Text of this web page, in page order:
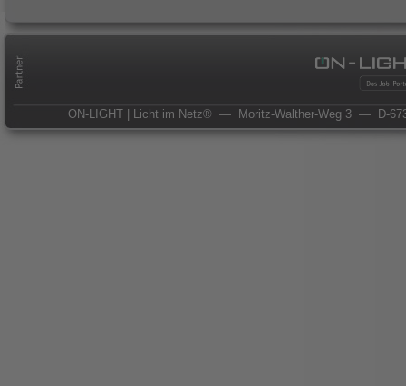
ON-LIGHT | Licht im Netz® — Moritz-Walther-Weg 3 — D-